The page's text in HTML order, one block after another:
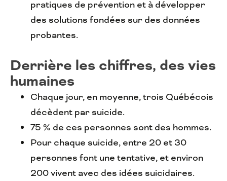
pratiques de prévention et à développer
des solutions fondées sur des données
probantes.
Derrière les chiffres, des vies
humaines
Chaque jour, en moyenne, trois Québécois
décèdent par suicide.
75 % de ces personnes sont des hommes.
Pour chaque suicide, entre 20 et 30
personnes font une tentative, et environ
200 vivent avec des idées suicidaires.